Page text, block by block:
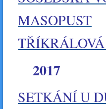
MASOPUST
2017
SETKÁNÍ U